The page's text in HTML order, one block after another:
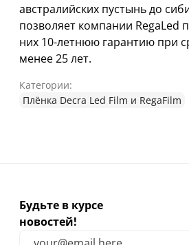
австралийских пустынь до
позволяет компании RegaLed
них 10-летнюю гарантию при
менее 25 лет.
Категории:
Плёнка Decra Led Film и RegaFilm
Будьте в курсе
новостей!